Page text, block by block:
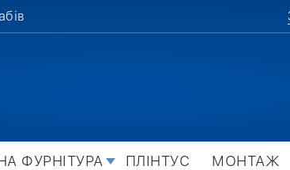
ФУРНІТУРА ПЛІНТУС МОНТАЖ